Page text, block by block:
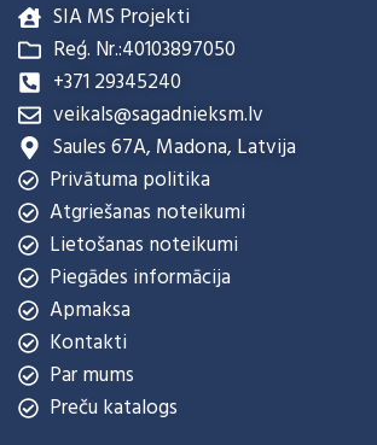
SIA MS Projekti
Reģ. Nr.:40103897050
+371 29345240
veikals@sagadnieksm.lv
Saules 67A, Madona, Latvija
Privātuma politika
Atgriešanas noteikumi
Lietošanas noteikumi
Piegādes informācija
Apmaksa
Kontakti
Par mums
Preču katalogs